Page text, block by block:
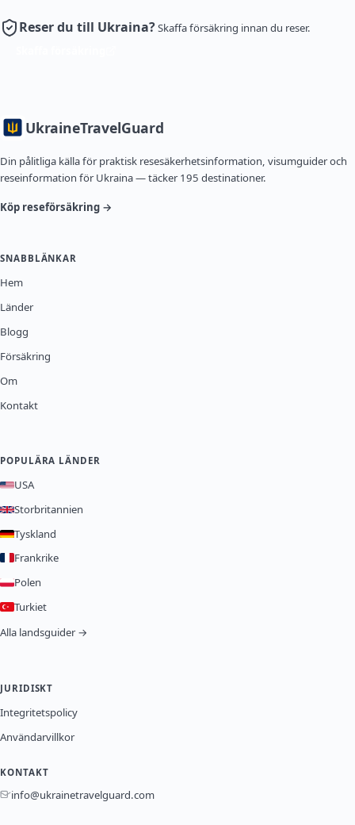
Reser du till Ukraina?Skaffa försäkring innan du reser.
UkraineTravelGuard
Din pålitliga källa för praktisk resesäkerhetsinformation, visumguider och
reseinformation för Ukraina — täcker 195 destinationer.
Köp reseförsäkring →
SNABBLÄNKAR
Hem
Länder
Blogg
Försäkring
Om
Kontakt
POPULÄRA LÄNDER
USA
Storbritannien
Tyskland
Frankrike
Polen
Turkiet
Alla landsguider →
JURIDISKT
Integritetspolicy
Användarvillkor
KONTAKT
info@ukrainetravelguard.com